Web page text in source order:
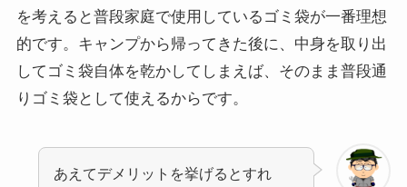
を考えると普段家庭で使用しているゴミ袋が一番理想
的です。キャンプから帰ってきた後に、中身を取り出
してゴミ袋自体を乾かしてしまえば、そのまま普段通
りゴミ袋として使えるからです。
あえてデメリットを挙げるとすれ